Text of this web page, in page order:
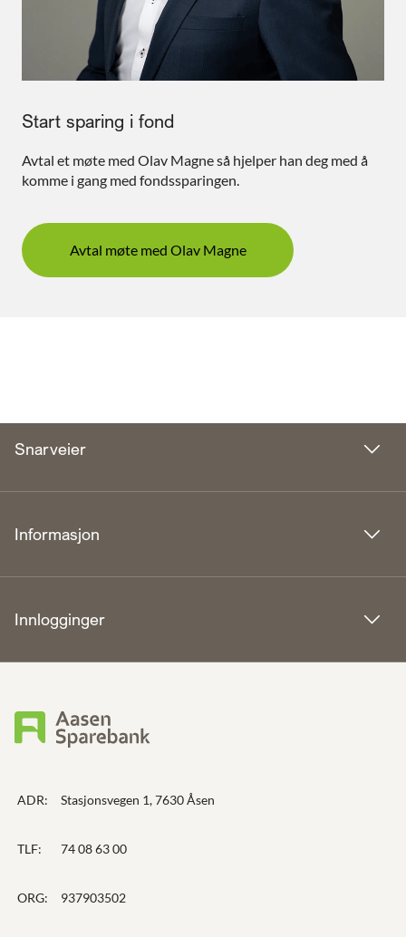
Start sparing i fond
Avtal et møte med Olav Magne så hjelper han deg med å
komme i gang med fondssparingen.
Avtal møte med Olav Magne
Snarveier
Informasjon
Innlogginger
ADR: Stasjonsvegen 1, 7630 Åsen
TLF: 74 08 63 00
ORG: 937903502